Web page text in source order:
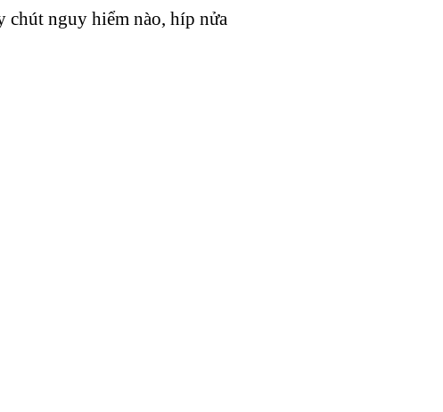
chút nguy hiểm nào, híp nửa